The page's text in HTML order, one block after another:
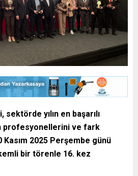
yılın en başarılı
profesyonellerini ve fark
2025 Perşembe günü
bir törenle 16. kez